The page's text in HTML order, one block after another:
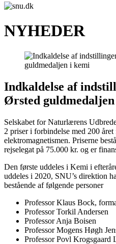
NYHEDER
Indkaldelse af
Ørsted
Selskabet for Naturlærens
2 priser i forbindelse med 200
elektromagnetismen. Priserne
rejselegat på 75.000 kr. og er
Den første uddeles i Kemi i
uddeles i 2020, SNU’s direktion
bestående af følgende personer
Professor Klaus Bock,
Professor Torkil Andersen
Professor Anja Boisen
Professor Mogens Høgh
Professor Povl Krogsgaard